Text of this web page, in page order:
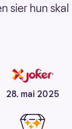
sier hun
28. mai 2025